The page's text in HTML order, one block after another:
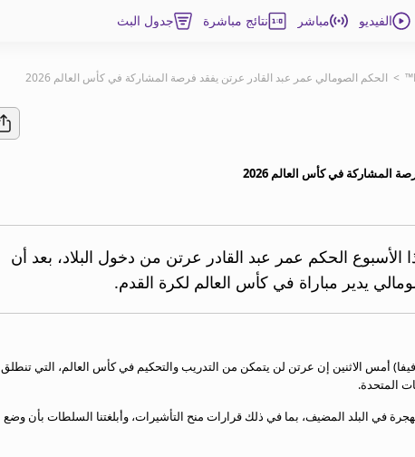
الفيديو مباشر نتائج مباشرة جدول البث
> الحكم الصومالي عمر عبد القادر عرتن يفقد فرصة المشاركة في كأس العالم 2026
المشاركة في كأس العالم 2026
الأسبوع الحكم عمر عبد القادر عرتن من دخول البلاد، بعد أن
يدير مباراة في كأس العالم لكرة القدم.
أمس الاثنين إن عرتن لن يتمكن من التدريب والتحكيم في كأس العالم، التي تنطلق
المتحدة.
في البلد المضيف، بما في ذلك قرارات منح التأشيرات، وأبلغتنا السلطات بأن وضع